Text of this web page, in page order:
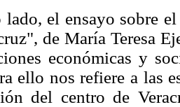
lado, el ensayo sobre
de María Teresa
económicas y
ello nos refiere a las
del centro de